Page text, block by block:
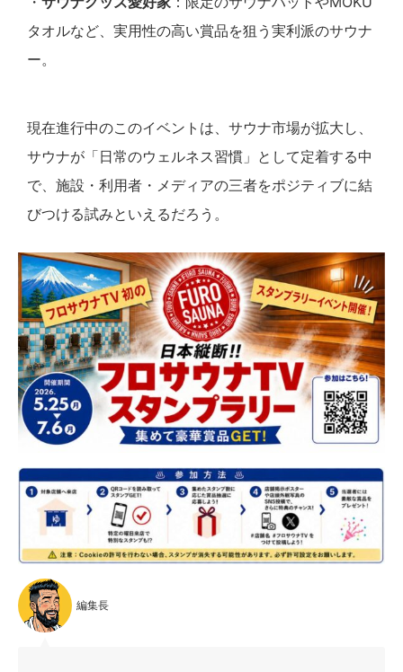
タオルなど、実用性の高い賞品を狙う実利派のサウナ
ー。
現在進行中のこのイベントは、サウナ市場が拡大し、
サウナが「日常のウェルネス習慣」として定着する中
で、施設・利用者・メディアの三者をポジティブに結
びつける試みといえるだろう。
編集長